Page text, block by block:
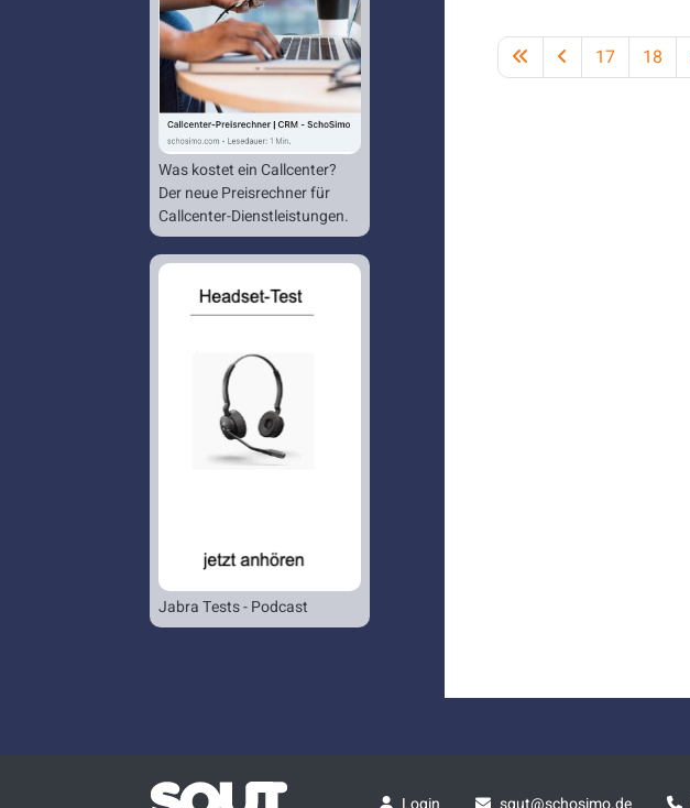
17 18
Was kostet ein Callcenter?
Der neue Preisrechner für
Callcenter-Dienstleistungen.
Jabra Tests - Podcast